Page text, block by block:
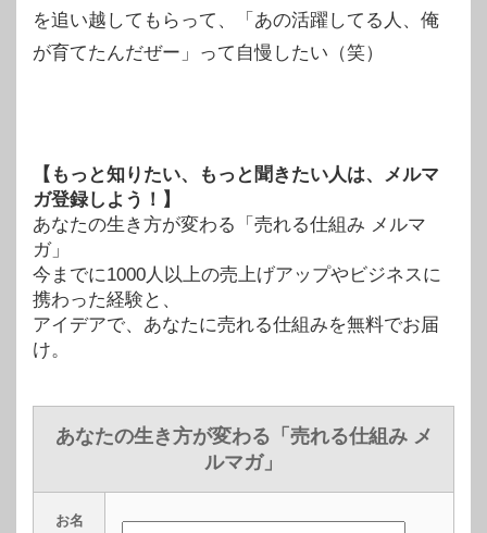
を追い越してもらって、「あの活躍してる人、俺
が育てたんだぜー」って自慢したい（笑）
【もっと知りたい、もっと聞きたい人は、メルマ
ガ登録しよう！】
あなたの生き方が変わる「売れる仕組み メルマ
ガ」
今までに1000人以上の売上げアップやビジネスに
携わった経験と、
アイデアで、あなたに売れる仕組みを無料でお届
け。
あなたの生き方が変わる「売れる仕組み メ
ルマガ」
お名